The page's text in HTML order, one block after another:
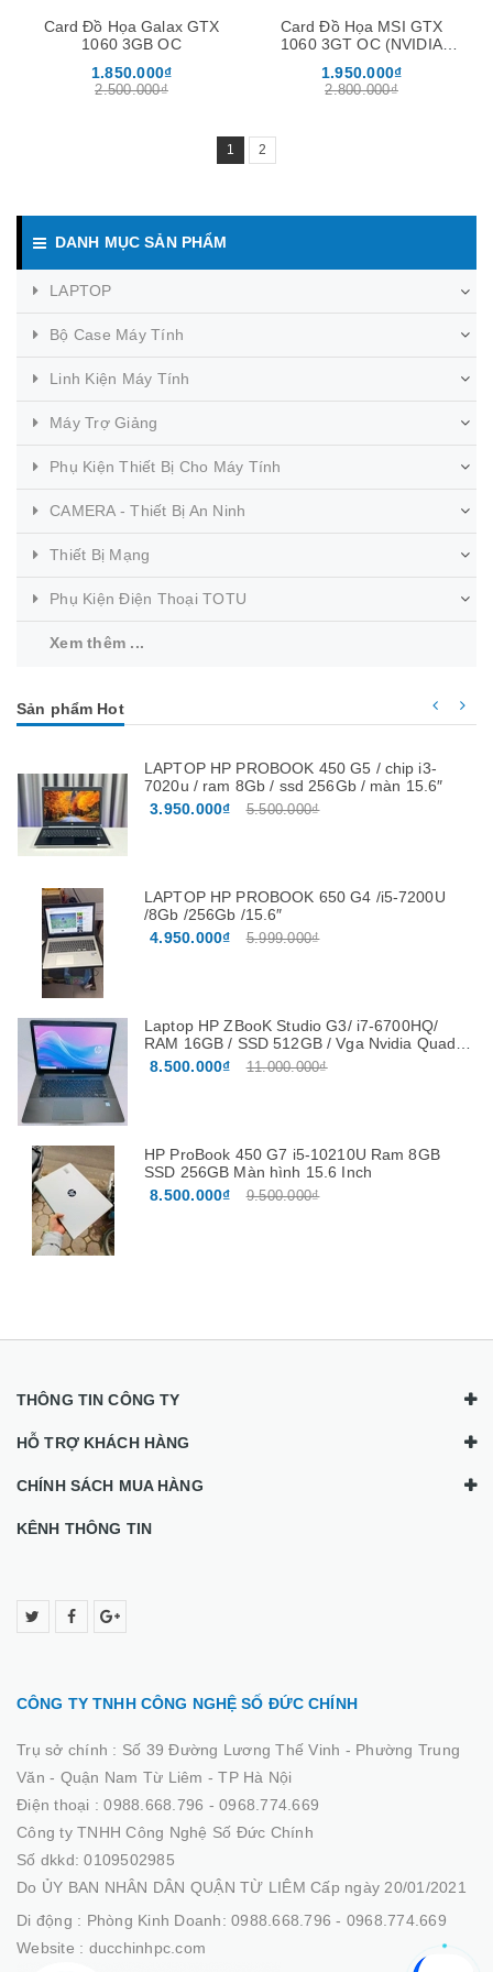
Card Đồ Họa Galax GTX
1060 3GB OC
1.850.000₫
2.500.000₫
Card Đồ Họa MSI GTX
1060 3GT OC (NVIDIA
192Bit)
1.950.000₫
2.800.000₫
1 2
DANH MỤC SẢN PHẨM
LAPTOP
Bộ Case Máy Tính
Linh Kiện Máy Tính
Máy Trợ Giảng
Phụ Kiện Thiết Bị Cho Máy Tính
CAMERA - Thiết Bị An Ninh
Thiết Bị Mạng
Phụ Kiện Điện Thoại TOTU
Xem thêm ...
Sản phẩm Hot
LAPTOP HP PROBOOK 450 G5 / chip i3-
7020u / ram 8Gb / ssd 256Gb / màn 15.6″
3.950.000₫
5.500.000₫
LAPTOP HP PROBOOK 650 G4 /i5-7200U
/8Gb /256Gb /15.6″
4.950.000₫
5.999.000₫
Laptop HP ZBooK Studio G3/ i7-6700HQ/
RAM 16GB / SSD 512GB / Vga Nvidia Quadro
M1000M 4G màn 15.6”FHD
8.500.000₫ 11.000.000₫
HP ProBook 450 G7 i5-10210U Ram 8GB
SSD 256GB Màn hình 15.6 Inch
8.500.000₫
9.500.000₫
THÔNG TIN CÔNG TY
HỖ TRỢ KHÁCH HÀNG
CHÍNH SÁCH MUA HÀNG
KÊNH THÔNG TIN
CÔNG TY TNHH CÔNG NGHỆ SỐ ĐỨC CHÍNH
Trụ sở chính : Số 39 Đường Lương Thế Vinh - Phường Trung
Văn - Quận Nam Từ Liêm - TP Hà Nội
Điện thoại :0988.668.796 - 0968.774.669
Công ty TNHH Công Nghệ Số Đức Chính
Số dkkd: 0109502985
Do ỦY BAN NHÂN DÂN QUẬN TỪ LIÊM Cấp ngày 20/01/2021
Di động : Phòng Kinh Doanh: 0988.668.796 - 0968.774.669
Website : ducchinhpc.com